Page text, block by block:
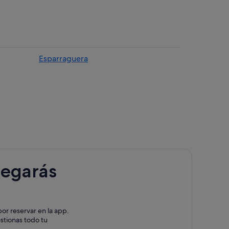
Esparraguera
reservar en la app.
todo tu